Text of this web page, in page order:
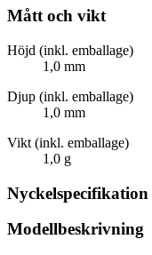
Mått och vikt
Höjd (inkl. emballage)
1,0 mm
Djup (inkl. emballage)
1,0 mm
Vikt (inkl. emballage)
1,0 g
Nyckelspecifikation
Modellbeskrivning